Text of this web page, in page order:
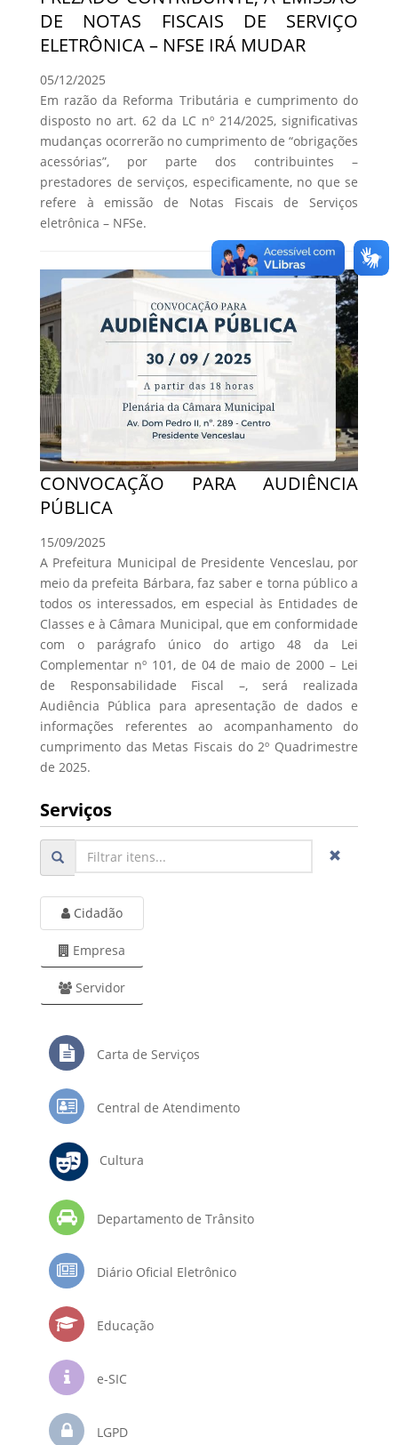
DE NOTAS FISCAIS DE SERVIÇO
ELETRÔNICA – NFSE IRÁ MUDAR
05/12/2025
Em razão da Reforma Tributária e cumprimento do
disposto no art. 62 da LC nº 214/2025, significativas
mudanças ocorrerão no cumprimento de “obrigações
acessórias”, por parte dos contribuintes –
prestadores de serviços, especificamente, no que se
refere à emissão de Notas Fiscais de Serviços
eletrônica – NFSe.
CONVOCAÇÃO PARA AUDIÊNCIA
PÚBLICA
15/09/2025
A Prefeitura Municipal de Presidente Venceslau, por
meio da prefeita Bárbara, faz saber e torna público a
todos os interessados, em especial às Entidades de
Classes e à Câmara Municipal, que em conformidade
com o parágrafo único do artigo 48 da Lei
Complementar nº 101, de 04 de maio de 2000 – Lei
de Responsabilidade Fiscal –, será realizada
Audiência Pública para apresentação de dados e
informações referentes ao acompanhamento do
cumprimento das Metas Fiscais do 2º Quadrimestre
de 2025.
Serviços
Cidadão
Empresa
Servidor
Carta de Serviços
Central de Atendimento
Cultura
Departamento de Trânsito
Diário Oficial Eletrônico
Educação
e-SIC
LGPD